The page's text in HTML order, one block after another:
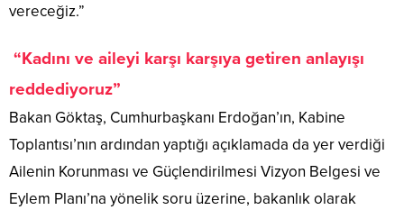
vereceğiz.”
“Kadını ve aileyi karşı karşıya getiren anlayışı
reddediyoruz”
Bakan Göktaş, Cumhurbaşkanı Erdoğan’ın, Kabine
Toplantısı’nın ardından yaptığı açıklamada da yer verdiği
Ailenin Korunması ve Güçlendirilmesi Vizyon Belgesi ve
Eylem Planı’na yönelik soru üzerine, bakanlık olarak